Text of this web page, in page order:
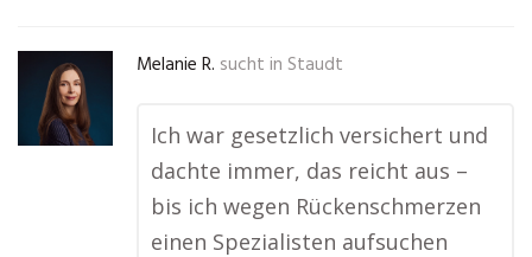
Melanie R. sucht in Staudt
Ich war gesetzlich versichert und
dachte immer, das reicht aus –
bis ich wegen Rückenschmerzen
einen Spezialisten aufsuchen